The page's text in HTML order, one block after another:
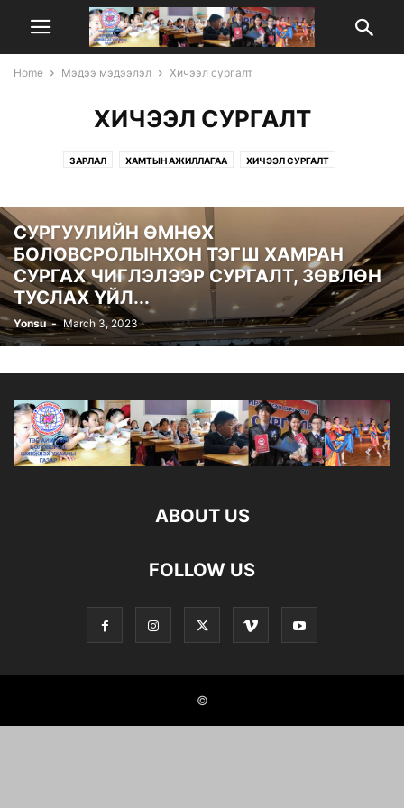
Home Мэдээ мэдээлэл Хичээл сургалт
ХИЧЭЭЛ СУРГАЛТ
ЗАРЛАЛ ХАМТЫН АЖИЛЛАГАА ХИЧЭЭЛ СУРГАЛТ
СУРГУУЛИЙН ӨМНӨХ
БОЛОВСРОЛЫНХОН ТЭГШ ХАМРАН
СУРГАХ ЧИГЛЭЛЭЭР СУРГАЛТ, ЗӨВЛӨН
ТУСЛАХ ҮЙЛ...
Yonsu - March 3, 2023
ABOUT US
FOLLOW US
©